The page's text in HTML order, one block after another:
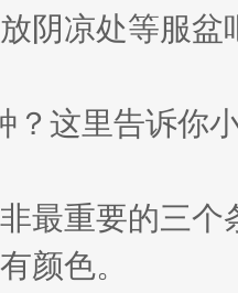
阴凉处等服
最重要的三
颜色。